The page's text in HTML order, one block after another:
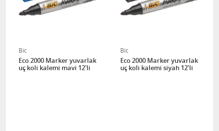
Bic
Eco 2000 Marker yuvarlak
uç koli kalemi mavi 12'li
Bic
Eco 2000 Marker yuvarlak
uç koli kalemi siyah 12'li